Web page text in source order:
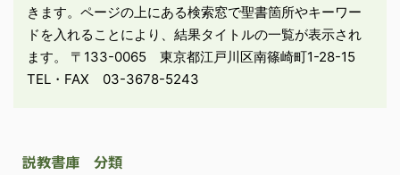
きます。ページの上にある検索窓で聖書箇所やキーワー
ドを入れることにより、結果タイトルの一覧が表示され
ます。 〒133-0065 東京都江戸川区南篠崎町1-28-15
TEL・FAX 03-3678-5243
説教書庫 分類